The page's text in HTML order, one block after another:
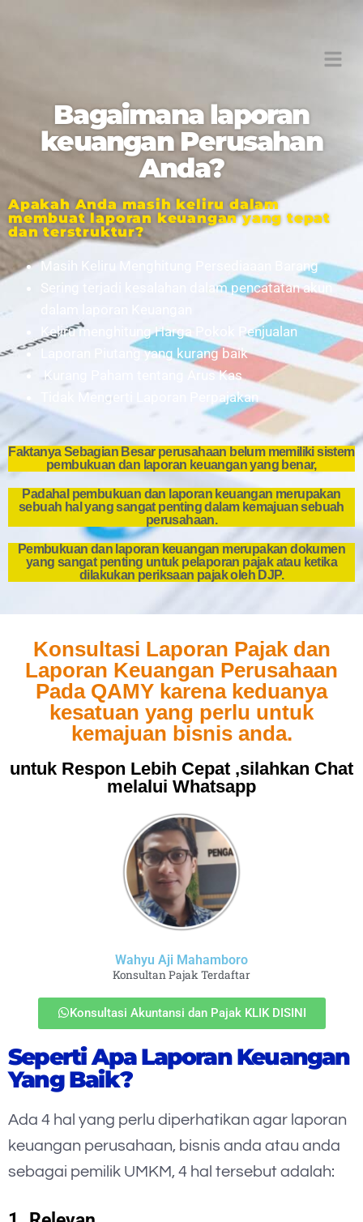
Bagaimana laporan
keuangan Perusahan
Anda?
Apakah Anda masih keliru dalam
membuat laporan keuangan yang tepat
dan terstruktur?
Masih Keliru Menghitung Persediaaan Barang
Sering terjadi kesalahan dalam pencatatan akun
Keliru menghitung Harga Pokok Penjualan
Laporan Piutang yang kurang baik
Kurang Paham tentang Arus Kas
Tidak Mengerti Laporan Perpajakan
Faktanya Sebagian Besar perusahaan belum memiliki sistem
pembukuan dan laporan keuangan yang benar,
Padahal pembukuan dan laporan keuangan merupakan
sebuah hal yang sangat penting dalam kemajuan sebuah
perusahaan.
Pembukuan dan laporan keuangan merupakan dokumen
yang sangat penting untuk pelaporan pajak atau ketika
dilakukan periksaan pajak oleh DJP.
Konsultasi Laporan Pajak dan
Laporan Keuangan Perusahaan
Pada QAMY karena keduanya
kesatuan yang perlu untuk
kemajuan bisnis anda.
untuk Respon Lebih Cepat ,silahkan Chat
melalui Whatsapp
Wahyu Aji Mahamboro
Konsultan Pajak Terdaftar
Konsultasi Akuntansi dan Pajak KLIK DISINI
Seperti Apa Laporan Keuangan
Yang Baik?
Ada 4 hal yang perlu diperhatikan agar laporan
keuangan perusahaan, bisnis anda atau anda
sebagai pemilik UMKM, 4 hal tersebut adalah: